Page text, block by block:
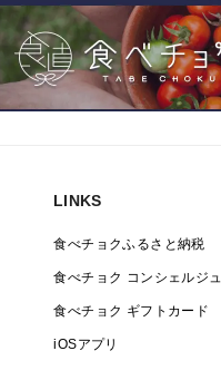
LINKS
食べチョクふるさと納税
食べチョク コンシェルジュ
食べチョク ギフトカード
iOSアプリ